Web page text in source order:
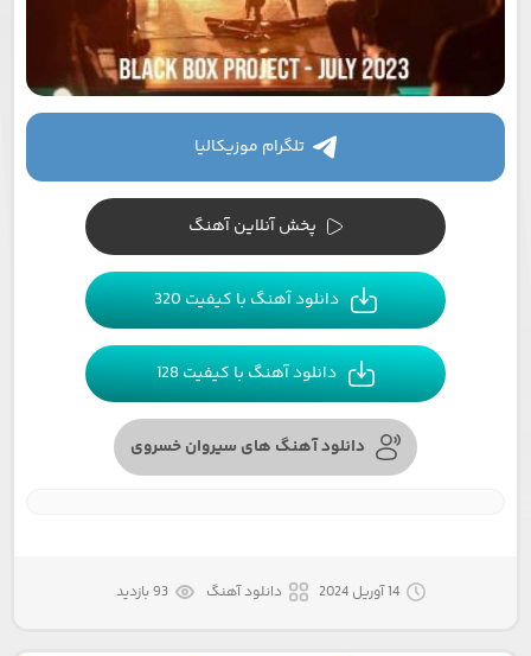
تلگرام موزیکالیا
پخش آنلاین آهنگ
دانلود آهنگ با کیفیت 320
دانلود آهنگ با کیفیت 128
دانلود آهنگ های سیروان خسروی
14 آوریل 2024 دانلود آهنگ 93 بازدید